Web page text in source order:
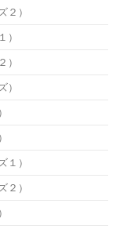
２）
）
）
）
１）
２）